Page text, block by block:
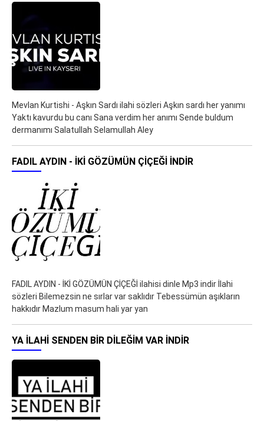
Mevlan Kurtishi - Aşkın Sardı ilahi sözleri Aşkın sardı her yanımı
Yaktı kavurdu bu canı Sana verdim her anımı Sende buldum
dermanımı Salatullah Selamullah Aley
FADIL AYDIN - İKİ GÖZÜMÜN ÇİÇEĞİ İNDIR
FADIL AYDIN - İKİ GÖZÜMÜN ÇİÇEĞİ ilahisi dinle Mp3 indir İlahi
sözleri Bilemezsin ne sırlar var saklıdır Tebessümün aşıkların
hakkıdır Mazlum masum hali yar yan
YA ILAHI SENDEN BIR DILEĞIM VAR İNDIR